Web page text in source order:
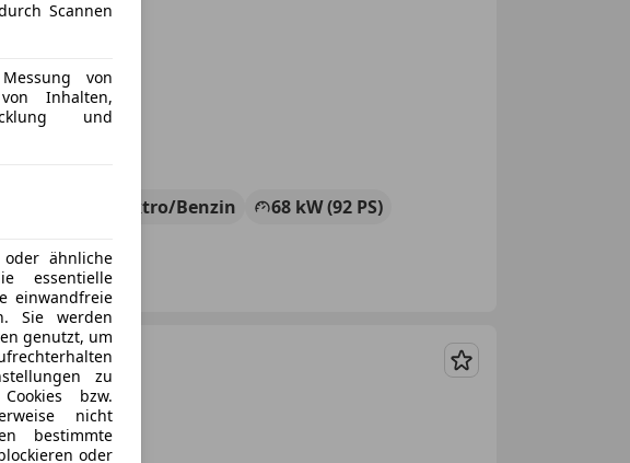
Elektro/Benzin
68 kW (92 PS)
Merken
Scannen
von
Inhalten,
und
ähnliche
essentielle
einwandfreie
Sie werden
genutzt, um
zu
bzw.
nicht
bestimmte
oder